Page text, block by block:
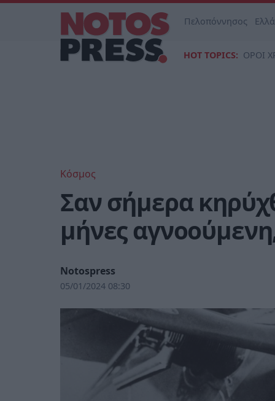
Πελοπόννησος
HOT TOPICS: ΟΡΟΙ
Κόσμος
Σαν σήμερα
μήνες
Notospress
05/01/2024 08:30